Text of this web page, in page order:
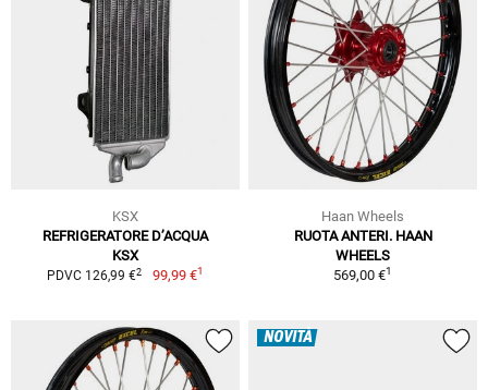
KSX
REFRIGERATORE D’ACQUA
KSX
PDVC 126,99 €2 99,99 €1
Haan Wheels
RUOTA ANTERI. HAAN
WHEELS
569,00 €1
NOVITÀ